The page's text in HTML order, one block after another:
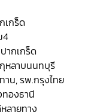
เกร็ด
4
ากเกร็ด
หลาบนนทบุรี
าน, รพ.กรุงไทย
องธานี
ลายทาง